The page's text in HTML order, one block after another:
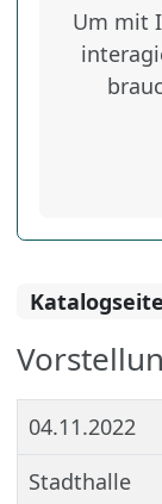
Um mit
Katalogseite
04.11.2022
Stadthalle